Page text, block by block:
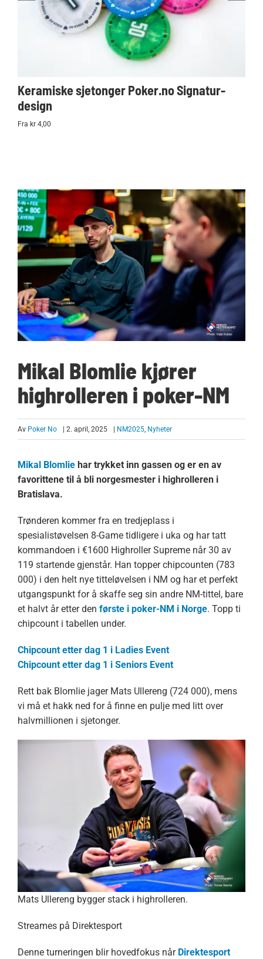
Keramiske sjetonger Poker.no Signatur-
design
Fra kr 4,00
Mikal Blomlie kjører
highrolleren i poker-NM
Av Poker No | 2. april, 2025 NM2025, Nyheter
Mikal Blomliehar trykket inn gassen og er en av
favorittene til å bli norgesmester i highrolleren i
Bratislava.
Trønderen kommer fra en tredjeplass i
spesialistøvelsen 8-Game tidligere i uka og har tatt
kommandoen i €1600 Highroller Supreme når 30 av
119 startende gjenstår. Han topper chipcounten (783
000) i den helt nye titteløvelsen i NM og har et perfekt
utgangspunkt for å skaffe seg sin andre NM-tittel, bare
et halvt år etter den første i poker-NM i Norge. Topp ti
chipcount i tabellen under.
Chipcount etter dag 1 i Ladies Event
Chipcount etter dag 1 i Seniors Event
Rett bak Blomlie jager Mats Ullereng (724 000), mens
vi må et hakk ned for å finne en pulje med litt over
halvmillionen i sjetonger.
Mats Ullereng bygger stack i highrolleren.
Streames på Direktesport
Denne turneringen blir hovedfokus når Direktesport